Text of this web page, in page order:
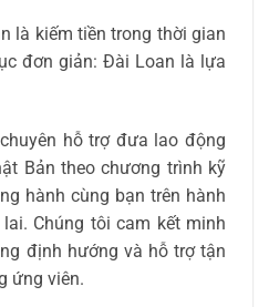
là kiếm tiền trong thời gian
đơn giản: Đài Loan là lựa
hỗ trợ đưa lao động
Bản theo chương trình kỹ
hành cùng bạn trên hành
Chúng tôi cam kết minh
định hướng và hỗ trợ tận
ứng viên.